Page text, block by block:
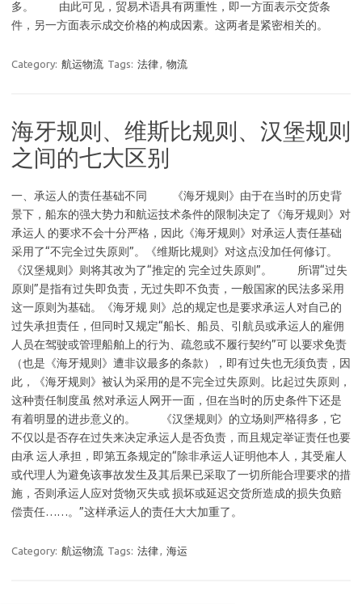
多。 由此可见，贸易术语具有两重性，即一方面表示交货条
件，另一方面表示成交价格的构成因素。这两者是紧密相关的。
Category: 航运物流 Tags: 法律, 物流
海牙规则、维斯比规则、汉堡规则
之间的七大区别
一、承运人的责任基础不同 《海牙规则》由于在当时的历史背
景下，船东的强大势力和航运技术条件的限制决定了《海牙规则》对
承运人 的要求不会十分严格，因此《海牙规则》对承运人责任基础
采用了“不完全过失原则”。《维斯比规则》对这点没加任何修订。
《汉堡规则》则将其改为了“推定的 完全过失原则”。 所谓“过失
原则”是指有过失即负责，无过失即不负责，一般国家的民法多采用
这一原则为基础。《海牙规 则》总的规定也是要求承运人对自己的
过失承担责任，但同时又规定“船长、船员、引航员或承运人的雇佣
人员在驾驶或管理船舶上的行为、疏忽或不履行契约”可 以要求免责
（也是《海牙规则》遭非议最多的条款），即有过失也无须负责，因
此，《海牙规则》被认为采用的是不完全过失原则。比起过失原则，
这种责任制度虽 然对承运人网开一面，但在当时的历史条件下还是
有着明显的进步意义的。 《汉堡规则》的立场则严格得多，它
不仅以是否存在过失来决定承运人是否负责，而且规定举证责任也要
由承 运人承担，即第五条规定的“除非承运人证明他本人，其受雇人
或代理人为避免该事故发生及其后果已采取了一切所能合理要求的措
施，否则承运人应对货物灭失或 损坏或延迟交货所造成的损失负赔
偿责任……。”这样承运人的责任大大加重了。
Category: 航运物流 Tags: 法律, 海运